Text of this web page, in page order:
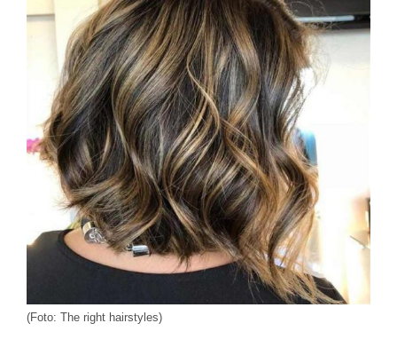
(Foto: The right hairstyles)